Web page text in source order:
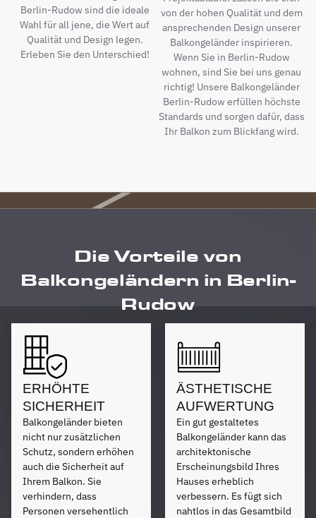
Berlin-Rudow sind die ideale
Wahl für all jene, die Wert auf
Qualität und Design legen.
Erleben Sie den Unterschied!
von der hohen Qualität und dem
ansprechenden Design unserer
Balkongeländer inspirieren.
Wenn Sie in Berlin-Rudow
wohnen, sind Sie bei uns genau
richtig! Unsere Balkongeländer
Berlin-Rudow erfüllen höchste
Standards und sorgen dafür, dass
Ihr Balkon zum Blickfang wird.
Die Vorteile von
Balkongeländern in Berlin-
Rudow
ERHÖHTE
SICHERHEIT
Balkongeländer bieten
nicht nur zusätzlichen
Schutz, sondern erhöhen
auch die Sicherheit auf
Ihrem Balkon. Sie
verhindern, dass
Personen versehentlich
ÄSTHETISCHE
AUFWERTUNG
Ein gut gestaltetes
Balkongeländer kann das
architektonische
Erscheinungsbild Ihres
Hauses erheblich
verbessern. Es fügt sich
nahtlos in das Gesamtbild